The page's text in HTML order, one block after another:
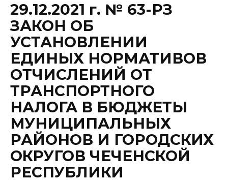
29.12.2021 г. № 63-РЗ
ЗАКОН ОБ
УСТАНОВЛЕНИИ
ЕДИНЫХ НОРМАТИВОВ
ОТЧИСЛЕНИЙ ОТ
ТРАНСПОРТНОГО
НАЛОГА В БЮДЖЕТЫ
МУНИЦИПАЛЬНЫХ
РАЙОНОВ И ГОРОДСКИХ
ОКРУГОВ ЧЕЧЕНСКОЙ
РЕСПУБЛИКИ